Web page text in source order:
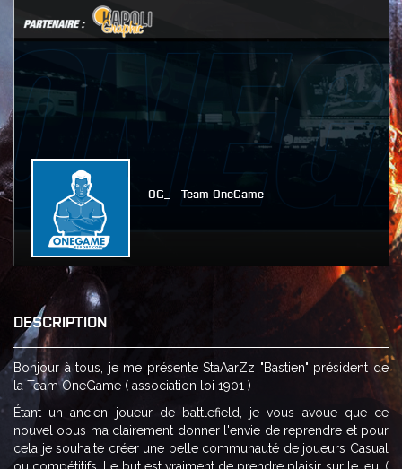
OG_ - Team OneGame
DESCRIPTION
Bonjour à tous, je me présente StaAarZz "Bastien" président de
la Team OneGame ( association loi 1901 )
Étant un ancien joueur de battlefield, je vous avoue que ce
nouvel opus ma clairement donner l'envie de reprendre et pour
cela je souhaite créer une belle communauté de joueurs Casual
ou compétitifs. Le but est vraiment de prendre plaisir sur le jeu, (